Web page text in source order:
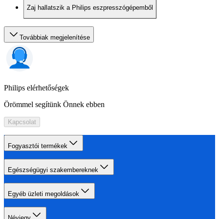
Zaj hallatszik a Philips eszpresszógépemből
Továbbiak megjelenítése
Philips elérhetőségek
Örömmel segítünk Önnek ebben
Kapcsolat
Fogyasztói termékek
Egészségügyi szakembereknek
Egyéb üzleti megoldások